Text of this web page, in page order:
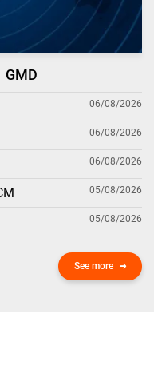
GMD
06/08/2026
06/08/2026
06/08/2026
05/08/2026
05/08/2026
See more